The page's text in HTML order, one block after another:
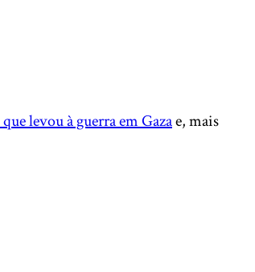
levou à guerra em Gazae, mais